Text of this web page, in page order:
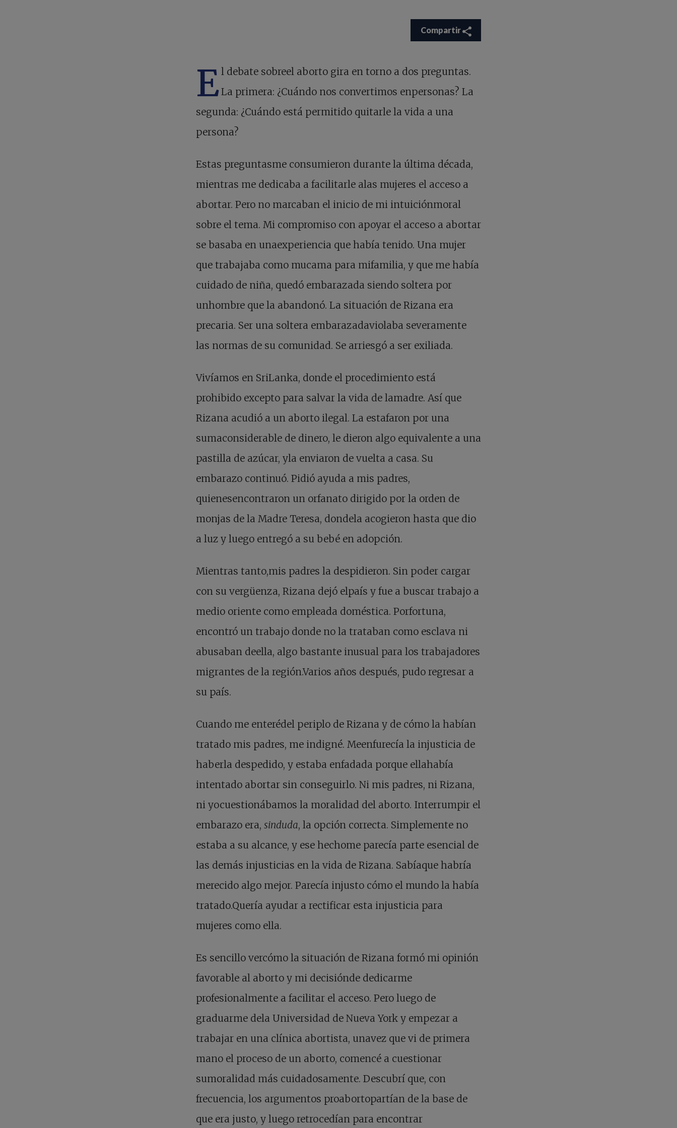
Compartir
El debate sobreel aborto gira en torno a dos preguntas.
La primera: ¿Cuándo nos convertimos enpersonas? La
segunda: ¿Cuándo está permitido quitarle la vida a una
persona?
Estas preguntasme consumieron durante la última década,
mientras me dedicaba a facilitarle alas mujeres el acceso a
abortar. Pero no marcaban el inicio de mi intuiciónmoral
sobre el tema. Mi compromiso con apoyar el acceso a abortar
se basaba en unaexperiencia que había tenido. Una mujer
que trabajaba como mucama para mifamilia, y que me había
cuidado de niña, quedó embarazada siendo soltera por
unhombre que la abandonó. La situación de Rizana era
precaria. Ser una soltera embarazadaviolaba severamente
las normas de su comunidad. Se arriesgó a ser exiliada.
Vivíamos en SriLanka, donde el procedimiento está
prohibido excepto para salvar la vida de lamadre. Así que
Rizana acudió a un aborto ilegal. La estafaron por una
sumaconsiderable de dinero, le dieron algo equivalente a una
pastilla de azúcar, yla enviaron de vuelta a casa. Su
embarazo continuó. Pidió ayuda a mis padres,
quienesencontraron un orfanato dirigido por la orden de
monjas de la Madre Teresa, dondela acogieron hasta que dio
a luz y luego entregó a su bebé en adopción.
Mientras tanto,mis padres la despidieron. Sin poder cargar
con su vergüenza, Rizana dejó elpaís y fue a buscar trabajo a
medio oriente como empleada doméstica. Porfortuna,
encontró un trabajo donde no la trataban como esclava ni
abusaban deella, algo bastante inusual para los trabajadores
migrantes de la región.Varios años después, pudo regresar a
su país.
Cuando me enterédel periplo de Rizana y de cómo la habían
tratado mis padres, me indigné. Meenfurecía la injusticia de
haberla despedido, y estaba enfadada porque ellahabía
intentado abortar sin conseguirlo. Ni mis padres, ni Rizana,
ni yocuestionábamos la moralidad del aborto. Interrumpir el
embarazo era, sinduda, la opción correcta. Simplemente no
estaba a su alcance, y ese hechome parecía parte esencial de
las demás injusticias en la vida de Rizana. Sabíaque habría
merecido algo mejor. Parecía injusto cómo el mundo la había
tratado.Quería ayudar a rectificar esta injusticia para
mujeres como ella.
Es sencillo vercómo la situación de Rizana formó mi opinión
favorable al aborto y mi decisiónde dedicarme
profesionalmente a facilitar el acceso. Pero luego de
graduarme dela Universidad de Nueva York y empezar a
trabajar en una clínica abortista, unavez que vi de primera
mano el proceso de un aborto, comencé a cuestionar
sumoralidad más cuidadosamente. Descubrí que, con
frecuencia, los argumentos proabortopartían de la base de
que era justo, y luego retrocedían para encontrar